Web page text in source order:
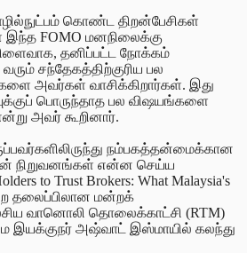
கொண்ட திறன்பேசிகள்
இந்த FOMO மனநிலைக்கு
தனிப்பட்ட நோக்கம்
சந்தேகத்திற்குரிய பல
அவர்கள் வாசிக்கிறார்கள். இது
பொருந்தாத பல விஷயங்களை
அவர் கூறினார்.
நம்பகத்தன்மைக்கான
நிறுவனங்கள் என்ன செய்ய
to Trust Brokers: What Malaysia's
தலைப்பிலான மன்றக்
வானொலி தொலைக்காட்சி (RTM)
இயக்குநர் அஷ்வாட் இஸ்மாயில் கலந்து